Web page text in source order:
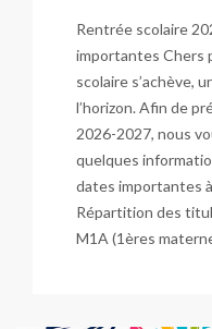
Rentrée scolaire
importantes Chers
scolaire s’achève,
l’horizon. Afin de
2026-2027, nous
quelques
dates importantes
Répartition des
M1A (1ères